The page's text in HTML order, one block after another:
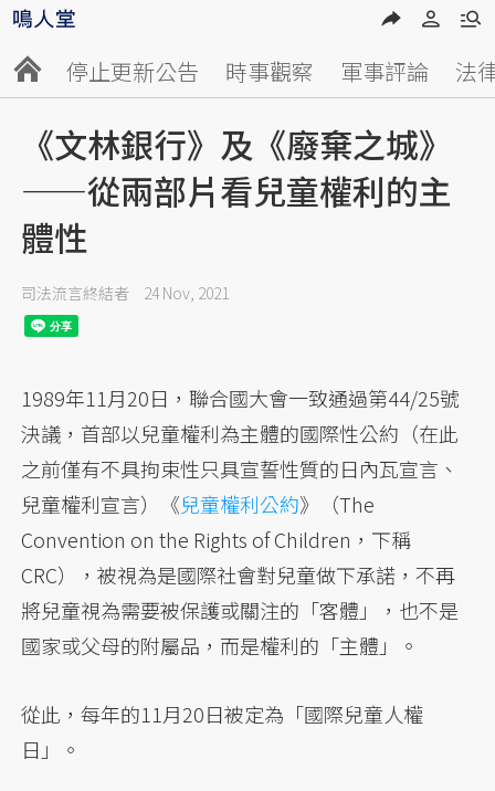
停止更新公告 時事觀察 軍事評論 法
《文林銀行》及《廢棄之城》
——從兩部片看兒童權利的主
體性
司法流言終結者 24 Nov, 2021
1989年11月20日，聯合國大會一致通過第44/25號
決議，首部以兒童權利為主體的國際性公約（在此
之前僅有不具拘束性只具宣誓性質的日內瓦宣言、
兒童權利宣言）《兒童權利公約》（The
Convention on the Rights of Children，下稱
CRC），被視為是國際社會對兒童做下承諾，不再
將兒童視為需要被保護或關注的「客體」，也不是
國家或父母的附屬品，而是權利的「主體」。
從此，每年的11月20日被定為「國際兒童人權
日」。